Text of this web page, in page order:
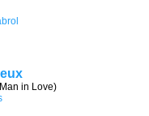
in Love)